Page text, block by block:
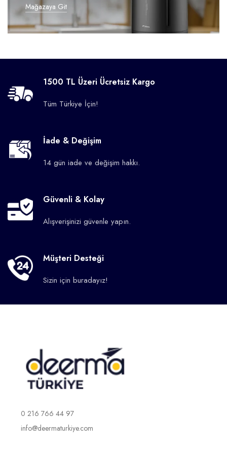
Mağazaya Git
1500 TL Üzeri Ücretsiz Kargo
Tüm Türkiye İçin!
İade & Değişim
14 gün iade ve değişim hakkı.
Güvenli & Kolay
Alışverişinizi güvenle yapın.
Müşteri Desteği
Sizin için buradayız!
0 216 766 44 97
info@deermaturkiye.com